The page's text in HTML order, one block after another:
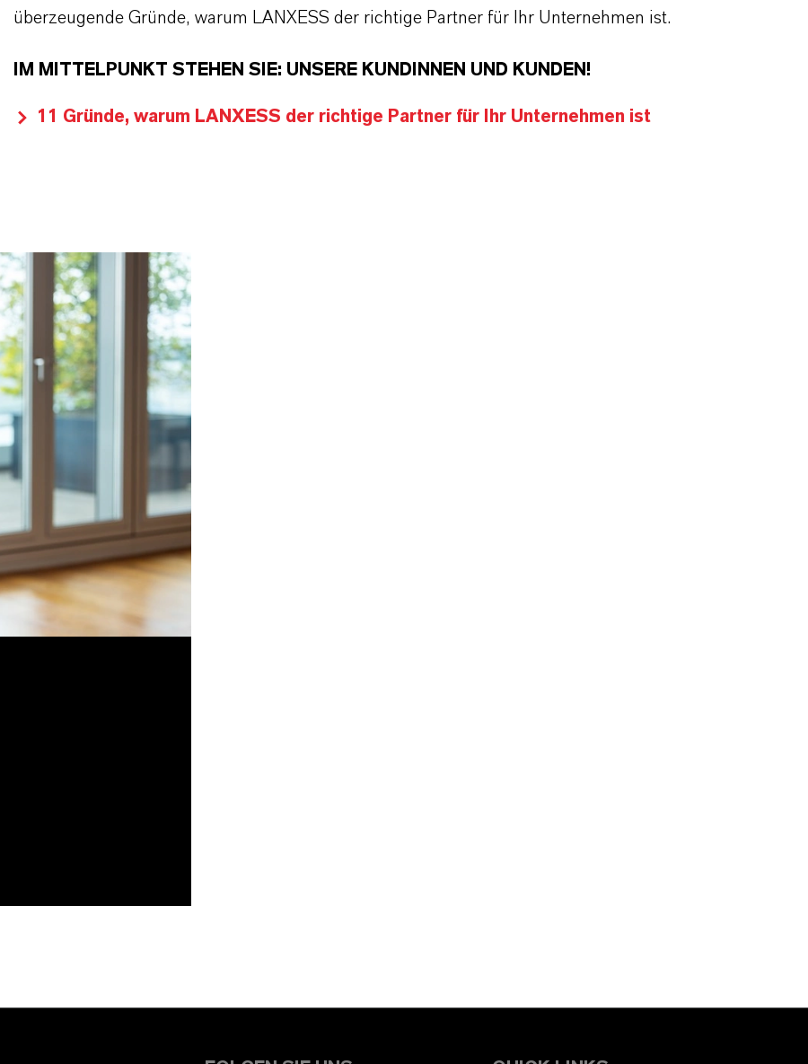
überzeugende Gründe, warum LANXESS der richtige Partner für Ihr Unternehmen ist.
IM MITTELPUNKT STEHEN SIE: UNSERE KUNDINNEN UND KUNDEN!
11 Gründe, warum LANXESS der richtige Partner für Ihr Unternehmen ist